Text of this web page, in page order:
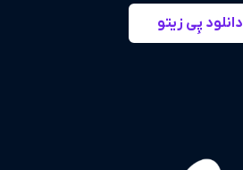
دانلود پِی زیتو